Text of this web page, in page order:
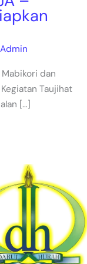
Admin
dan
Taujihat
[…]